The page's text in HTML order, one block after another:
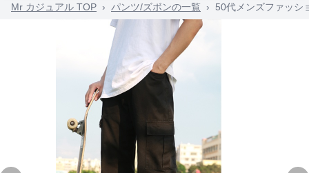
Mr カジュアル TOP › パンツ/ズボンの一覧 › 50代メンズファッシ